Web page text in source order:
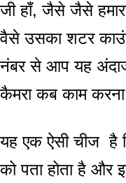
जी हाँ, जैसे जैसे
वैसे उसका शटर
नंबर से आप यह
कैमरा कब काम
यह एक ऐसी चीज है
को पता होता है